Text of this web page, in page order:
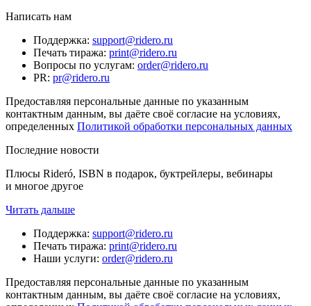
Написать нам
Поддержка: support@ridero.ru
Печать тиража: print@ridero.ru
Вопросы по услугам: order@ridero.ru
PR: pr@ridero.ru
Предоставляя персональные данные по указанным
контактным данным, вы даёте своё согласие на условиях,
определенных Политикой обработки персональных данных
Последние новости
Плюсы Rideró, ISBN в подарок, буктрейлеры, вебинары
и многое другое
Читать дальше
Поддержка: support@ridero.ru
Печать тиража: print@ridero.ru
Наши услуги: order@ridero.ru
Предоставляя персональные данные по указанным
контактным данным, вы даёте своё согласие на условиях,